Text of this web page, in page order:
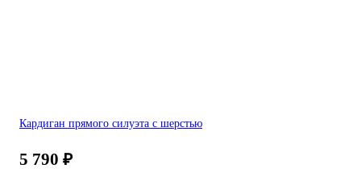
Кардиган прямого силуэта с шерстью
5 790 ₽